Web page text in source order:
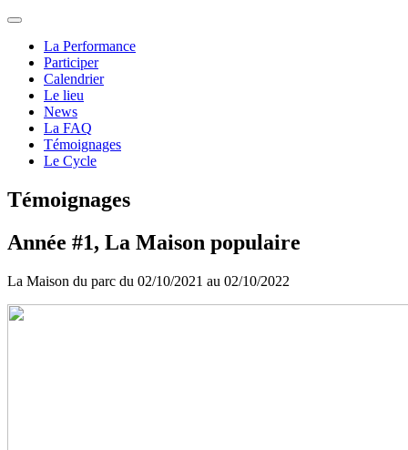
La Performance
Participer
Calendrier
Le lieu
News
La FAQ
Témoignages
Le Cycle
Témoignages
Année #1, La Maison populaire
La Maison du parc du 02/10/2021 au 02/10/2022